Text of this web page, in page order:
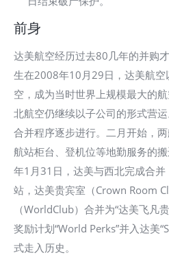
前身
达美航空经历过去80几年的并购
生在2008年10月29日，达美航
空，成为当时世界上规模最大的
北航空仍继续以子公司的形式营
合并程序逐步进行。二月开始，
航站柜台、登机位等地勤服务的
年1月31日，达美与西北完成合
站，达美贵宾室（Crown Room
（WorldClub）合并为“达美飞凡
奖励计划“World Perks”并入达美
式走入历史。